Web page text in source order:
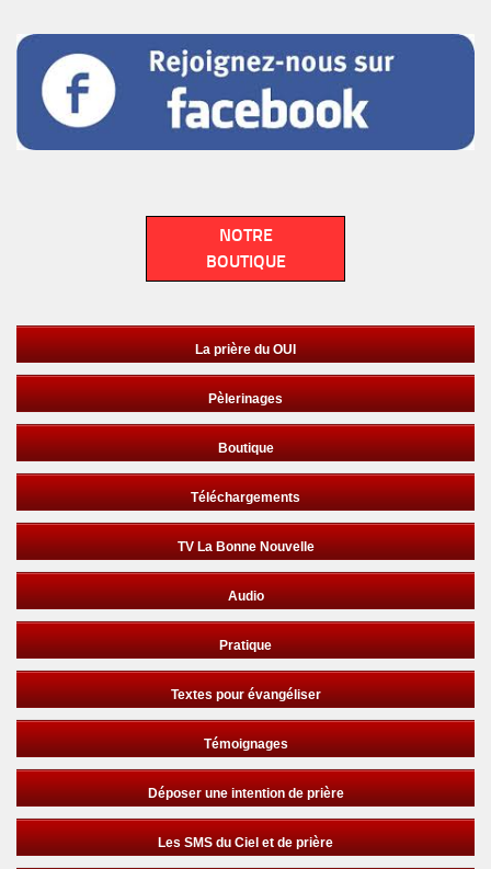
NOTRE
BOUTIQUE
La prière du OUI
Pèlerinages
Boutique
Téléchargements
TV La Bonne Nouvelle
Audio
Pratique
Textes pour évangéliser
Témoignages
Déposer une intention de prière
Les SMS du Ciel et de prière